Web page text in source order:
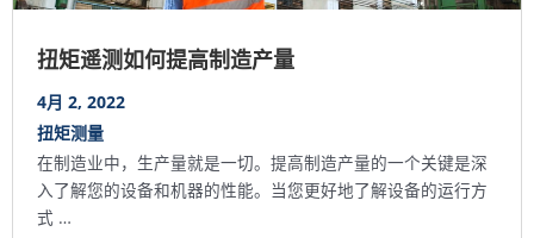
扭矩遥测如何提高制造产量
4月 2, 2022
扭矩测量
在制造业中，生产量就是一切。提高制造产量的一个关键是深
入了解您的设备和机器的性能。当您更好地了解设备的运行方
式 …